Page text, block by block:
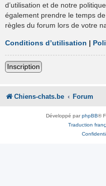
d’utilisation et de notre
également prendre le temps
règles du forum lors de votre
Conditions d’utilisation |
Inscription
Chiens-chats.be Forum
Développé parphpBB®
Traduction